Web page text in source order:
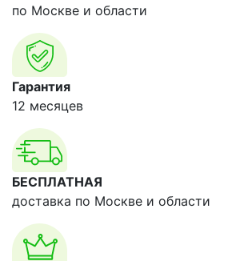
по Москве и области
Гарантия
12 месяцев
БЕСПЛАТНАЯ
доставка по Москве и области